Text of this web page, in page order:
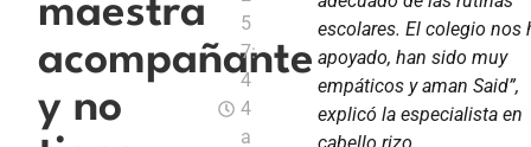
maestra
acompañante
y no
5
7:
4
4
a
escolares. El colegio nos
apoyado, han sido muy
empáticos y aman Said”,
explicó la especialista en